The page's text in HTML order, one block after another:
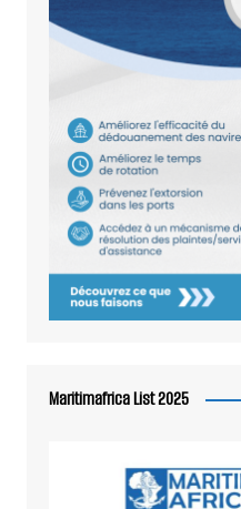
Maritimafrica List 2025